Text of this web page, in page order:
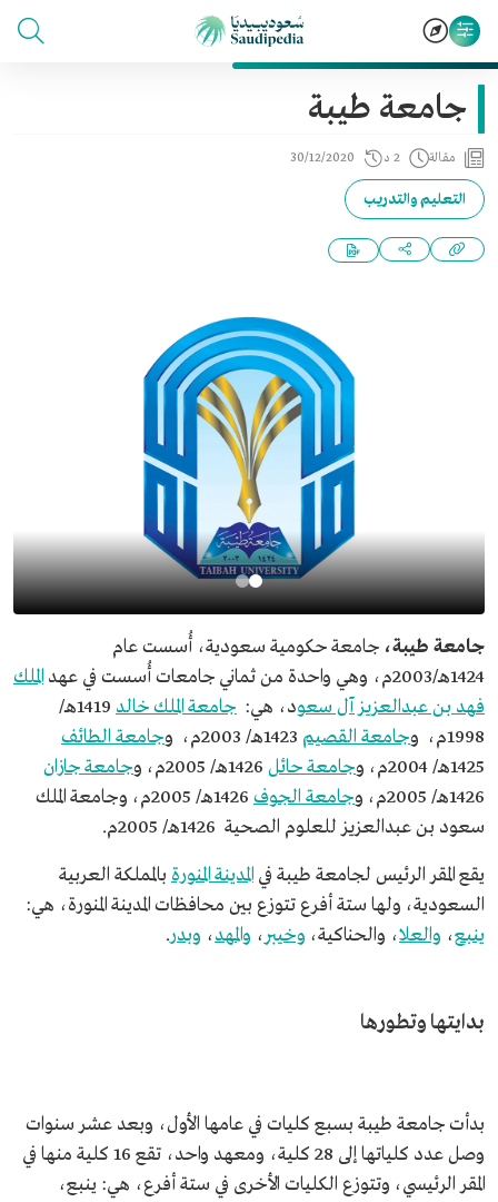
جامعة طيبة
مقالة 2 د 30/12/2020
التعليم والتدريب
جامعة طيبة، جامعة حكومية سعودية، أُسست عام
1424هـ/2003م، وهي واحدة من ثماني جامعات أُسست في عهد
الملك
فهد بن عبدالعزيز آل سعود، هي: جامعة الملك خالد
1419هـ/
1998م، و
جامعة القصيم
جامعة الطائف
1425هـ/ 2004م، و
جامعة حائل
جامعة جازان
1426هـ/ 2005م، و
جامعة الجوف
1426هـ/ 2005م، وجامعة الملك
سعود بن عبدالعزيز للعلوم الصحية 1426هـ/ 2005م.
يقع المقر الرئيس لجامعة طيبة في المدينة المنورة بالمملكة العربية
السعودية، ولها ستة أفرع تتوزع بين محافظات المدينة المنورة، هي:
ينبع، والعلا، والحناكية، وخيبر، والمهد، وبدر.
بدايتها وتطورها
بدأت جامعة طيبة بسبع كليات في عامها الأول، وبعد عشر سنوات
وصل عدد كلياتها إلى 28 كلية، ومعهد واحد، تقع 16 كلية منها في
المقر الرئيسي، وتتوزع الكليات الأخرى في ستة أفرع، هي: ينبع،